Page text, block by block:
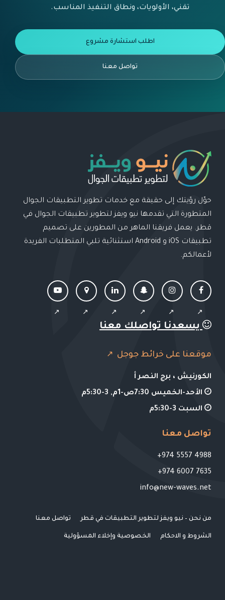
تقني، الأولويات، ونطاق التنفيذ المناسب.
اطلب استشارة مشروع
تواصل معنا
حوّل رؤيتك إلى حقيقة مع خدمات تطوير التطبيقات الجوال
المتطورة التي تقدمها نيو ويفز لتطوير تطبيقات الجوال في
قطر. يعمل فريقنا الماهر من المطورين على تصميم
تطبيقات iOS و Android استثنائية تلبي المتطلبات الفريدة
لأعمالكم.
يسعدنا تواصلك معنا
موقعنا على خرائط جوجل
الكورنيش ، برج النصر أ
الأحد-الخميس 7:30ص-1م, 3-5:30م
السبت 3-5:30م
تواصل معنا
4988 5557 974+
7635 6007 974+
info@new-waves.net
من نحن – نيو ويفز لتطوير التطبيقات في قطر تواصل معنا
الشروط و الاحكام الخصوصية وإخلاء المسؤولية